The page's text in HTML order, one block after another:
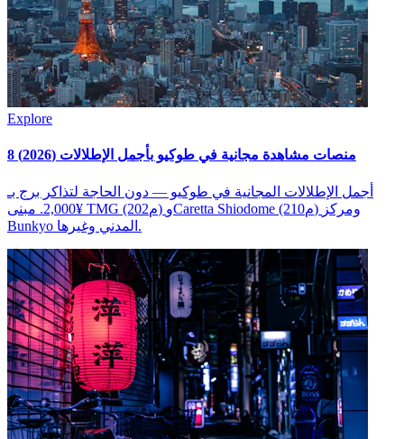
Explore
8 منصات مشاهدة مجانية في طوكيو بأجمل الإطلالات (2026)
أجمل الإطلالات المجانية في طوكيو — دون الحاجة لتذاكر برج بـ
¥2,000. مبنى TMG (202م) وCaretta Shiodome (210م) ومركز
Bunkyo المدني وغيرها.